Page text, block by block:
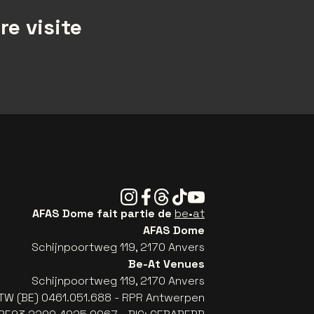
visite
Instagram
Facebook
Threads
TiktokYoutube
AFAS Dome fait partie de be•at
AFAS Dome
Schijnpoortweg 119, 2170 Anvers
Be-At Venues
Schijnpoortweg 119, 2170 Anvers
(BE) 0461.051.688 - RPR Antwerpen